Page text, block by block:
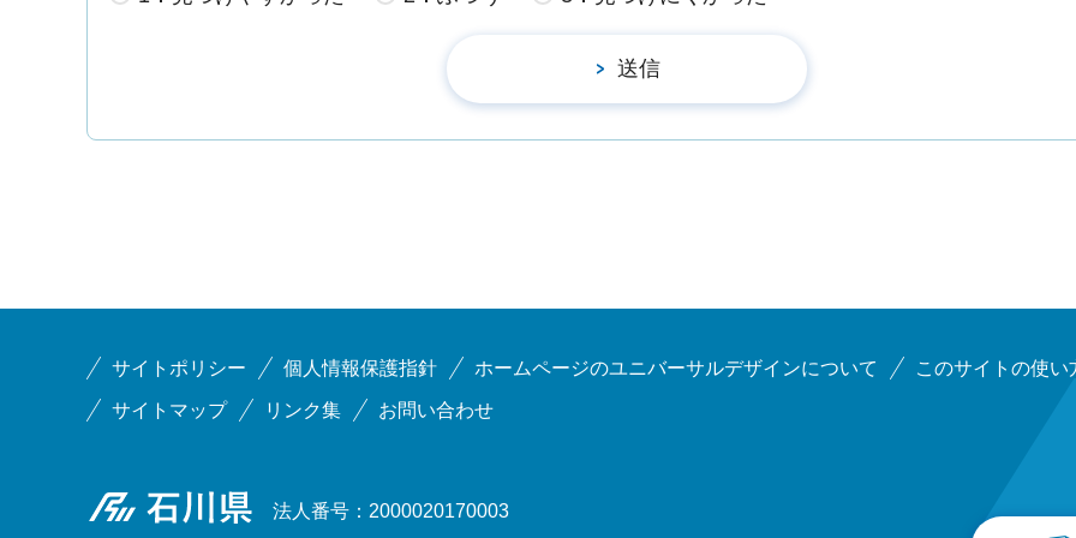
サイトポリシー 個人情報保護指針 ホームページのユニバーサルデザインについて このサイトの使い
サイトマップ リンク集 お問い合わせ
石川県 法人番号：2000020170003